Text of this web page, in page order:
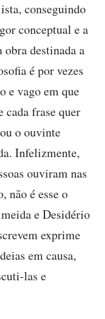
conseguindo
conceptual e a
destinada a
é por vezes
e vago em que
cada frase quer
o ouvinte
Infelizmente,
ouviram nas
não é esse o
e Desidério
exprime
em causa,
las e